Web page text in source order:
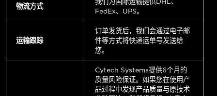
物流方式
FedEx、UPS。
运输跟踪
订单发货后，我们会通过电子邮
件等方式将快递运单号发送给
您。
Cytech Systems提供6个月的
质量风险保证。如果您在使用产
品过程中发现产品质量与原技术